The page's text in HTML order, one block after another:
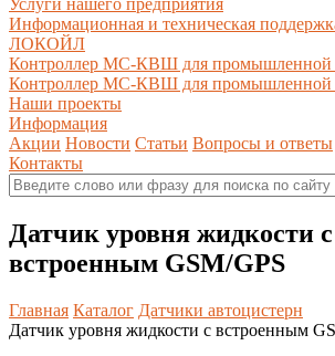
Информационная и техническая
ЛОКОЙЛ
Контроллер МС-КВШ для промышленной
Контроллер МС-КВШ для промышленной
Наши проекты
Информация
Акции Новости Статьи Вопросы и ответы
Контакты
Датчик уровня жидкости с
встроенным GSM/GPS
Главная Каталог Датчики автоцистерн
Датчик уровня жидкости с встроенным